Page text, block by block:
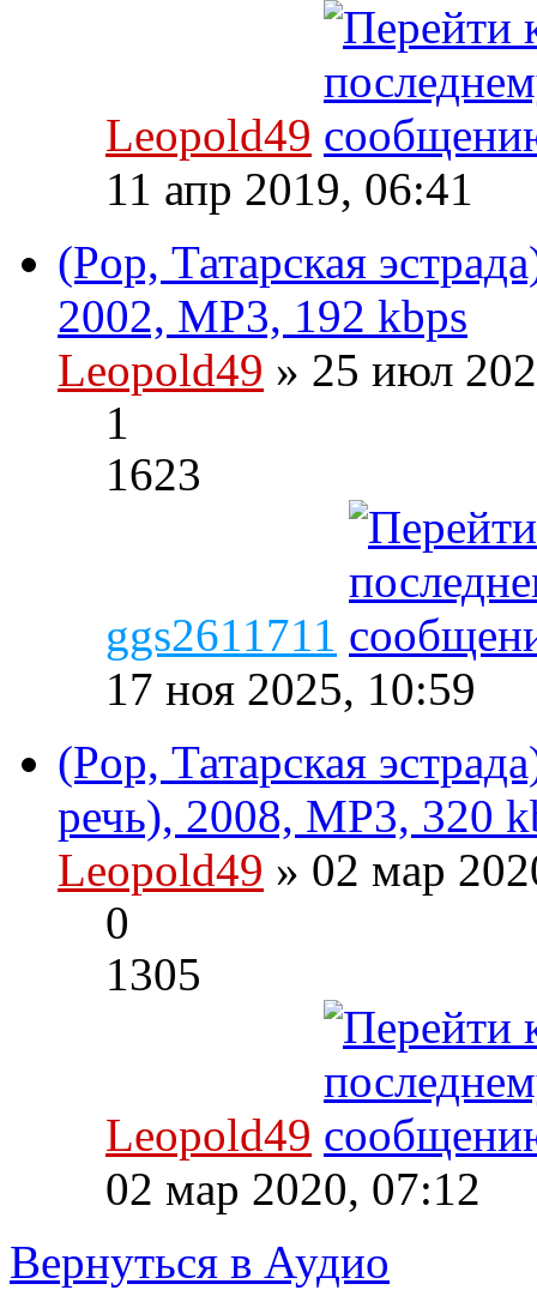
Leopold49
11 апр 2019, 06:41
(Pop, Татарская
2002, MP3, 192 kbps
Leopold49 » 25 июл
1
1623
ggs2611711
17 ноя 2025, 10:59
(Pop, Татарская
речь), 2008, MP3, 320
Leopold49 » 02 мар
0
1305
Leopold49
02 мар 2020, 07:12
Вернуться в Аудио